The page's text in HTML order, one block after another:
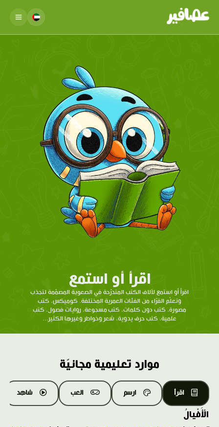
اقرأ أو استمع
اقرأ أو استمع لآلاف الكتب المتدرّحة في الصعوبة المصمّمة لتجذب
وتعلّم القرّاء من الفئات العمرية المختلفة. كوميكس، كتب
مصورة، كتب دون كلمات، كتب مسجوعة، روايات فصول، كتب
علمية، كتب حرف يدوية، شعر وخواطر وغيرها الكثير...
موارد تعليمية مجانيّة
اقرأ ارسم العب شاهد
الْأَفْيالُ